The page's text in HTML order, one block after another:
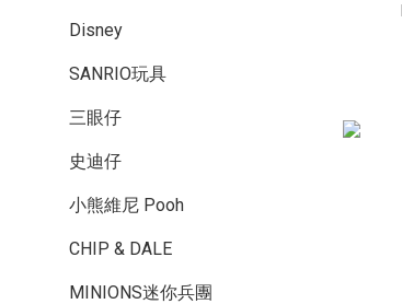
Disney
SANRIO玩具
三眼仔
史迪仔
小熊維尼 Pooh
CHIP & DALE
MINIONS迷你兵團